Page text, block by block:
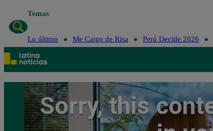
Temas
Lo último Me Caigo de Risa Perú Decide 2026